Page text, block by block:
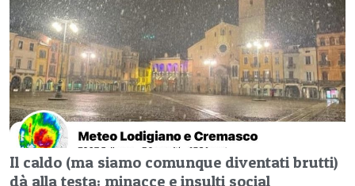
Il caldo (ma siamo comunque diventati brutti)
dà alla testa: minacce e insulti social